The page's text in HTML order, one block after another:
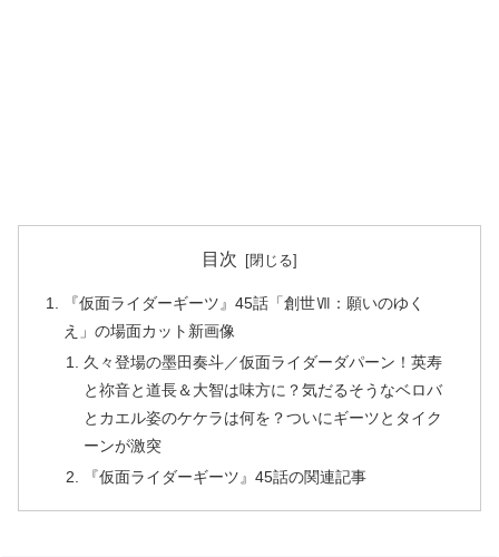
目次
『仮面ライダーギーツ』45話「創世Ⅶ：願いのゆく
え」の場面カット新画像
久々登場の墨田奏斗／仮面ライダーダパーン！英寿
と祢音と道長＆大智は味方に？気だるそうなベロバ
とカエル姿のケケラは何を？ついにギーツとタイク
ーンが激突
『仮面ライダーギーツ』45話の関連記事